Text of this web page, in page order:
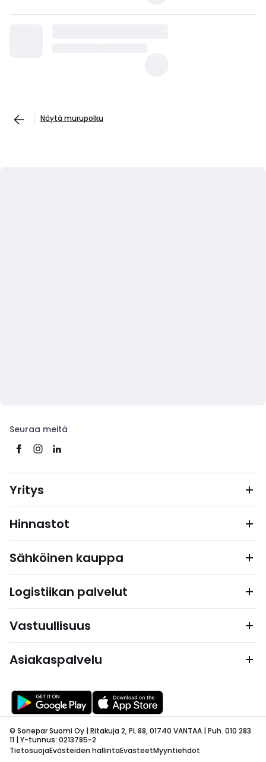
Näytä murupolku
Seuraa meitä
Yritys
Hinnastot
Sähköinen kauppa
Logistiikan palvelut
Vastuullisuus
Asiakaspalvelu
© Sonepar Suomi Oy | Ritakuja 2, PL 88, 01740 VANTAA | Puh. 010 283
11 | Y-tunnus: 0213785-2
TietosuojaEvästeiden hallintaEvästeetMyyntiehdot